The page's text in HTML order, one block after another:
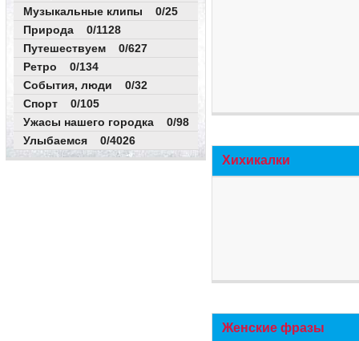
Музыкальные клипы 0/25
Природа 0/1128
Путешествуем 0/627
Ретро 0/134
События, люди 0/32
Спорт 0/105
Ужасы нашего городка 0/98
Улыбаемся 0/4026
Хихикалки
Женские фразы